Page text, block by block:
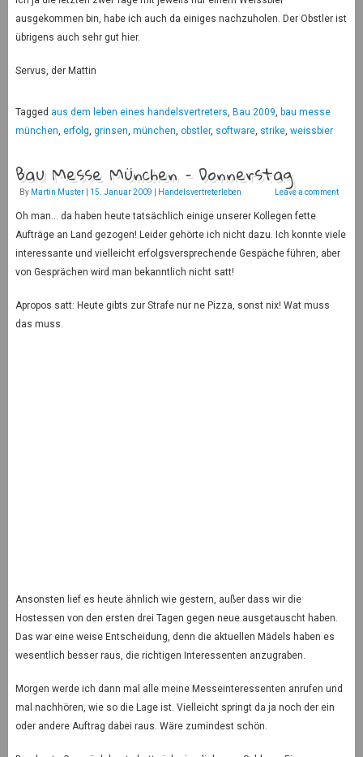
ausgekommen bin, habe ich auch da einiges nachzuholen. Der Obstler ist
übrigens auch sehr gut hier.
Servus, der Mattin
Tagged aus dem leben eines handelsvertreters, Bau 2009, bau messe
münchen, erfolg, grinsen, münchen, obstler, software, strike, weissbier
Bau Messe München – Donnerstag
By Martin Muster 15. Januar 2009 Handelsvertreterleben Leave a comment
Oh man… da haben heute tatsächlich einige unserer Kollegen fette
Aufträge an Land gezogen! Leider gehörte ich nicht dazu. Ich konnte viele
interessante und vielleicht erfolgsversprechende Gespäche führen, aber
von Gesprächen wird man bekanntlich nicht satt!
Apropos satt: Heute gibts zur Strafe nur ne Pizza, sonst nix! Wat muss
das muss.
Ansonsten lief es heute ähnlich wie gestern, außer dass wir die
Hostessen von den ersten drei Tagen gegen neue ausgetauscht haben.
Das war eine weise Entscheidung, denn die aktuellen Mädels haben es
wesentlich besser raus, die richtigen Interessenten anzugraben.
Morgen werde ich dann mal alle meine Messeinteressenten anrufen und
mal nachhören, wie so die Lage ist. Vielleicht springt da ja noch der ein
oder andere Auftrag dabei raus. Wäre zumindest schön.